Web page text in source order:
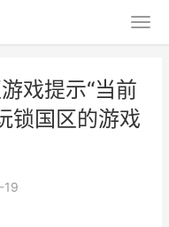
戏提示“当前
锁国区的游戏
19